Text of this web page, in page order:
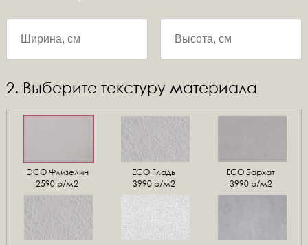
2. Выберите текстуру материала
ЭСО Флизелин
2590 р/м2
ЕСО Гладь
3990 р/м2
ECO Бархат
3990 р/м2